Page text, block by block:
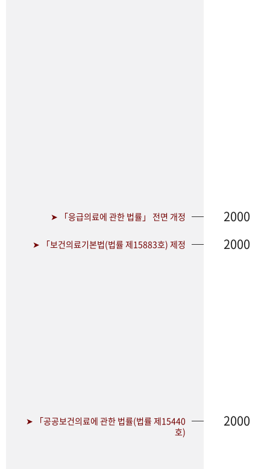
➤ 「응급의료에 관한 법률」 전면 개정 2000
➤ 「보건의료기본법(법률 제15883호) 제정 2000
➤ 「공공보건의료에 관한 법률(법률 제15440
호)
2000